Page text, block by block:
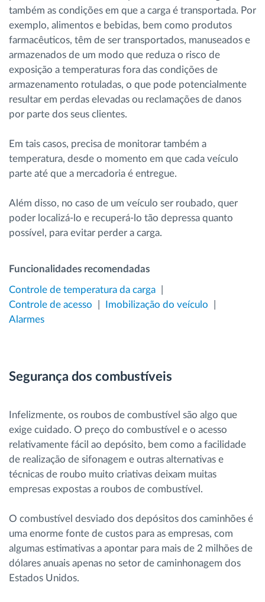
também as condições em que a carga é transportada. Por
exemplo, alimentos e bebidas, bem como produtos
farmacêuticos, têm de ser transportados, manuseados e
armazenados de um modo que reduza o risco de
exposição a temperaturas fora das condições de
armazenamento rotuladas, o que pode potencialmente
resultar em perdas elevadas ou reclamações de danos
por parte dos seus clientes.
Em tais casos, precisa de monitorar também a
temperatura, desde o momento em que cada veículo
parte até que a mercadoria é entregue.
Além disso, no caso de um veículo ser roubado, quer
poder localizá-lo e recuperá-lo tão depressa quanto
possível, para evitar perder a carga.
Funcionalidades recomendadas
Controle de temperatura da carga
Controle de acesso
Imobilização do veículo
Alarmes
Segurança dos combustíveis
Infelizmente, os roubos de combustível são algo que
exige cuidado. O preço do combustível e o acesso
relativamente fácil ao depósito, bem como a facilidade
de realização de sifonagem e outras alternativas e
técnicas de roubo muito criativas deixam muitas
empresas expostas a roubos de combustível.
O combustível desviado dos depósitos dos caminhões é
uma enorme fonte de custos para as empresas, com
algumas estimativas a apontar para mais de 2 milhões de
dólares anuais apenas no setor de caminhonagem dos
Estados Unidos.